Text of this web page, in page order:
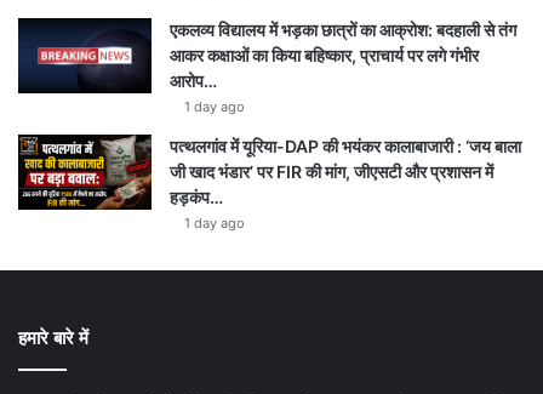
एकलव्य विद्यालय में भड़का छात्रों का आक्रोश: बदहाली से तंग
आकर कक्षाओं का किया बहिष्कार, प्राचार्य पर लगे गंभीर
आरोप…
1 day ago
पत्थलगांव में यूरिया-DAP की भयंकर कालाबाजारी : ‘जय बाला
जी खाद भंडार’ पर FIR की मांग, जीएसटी और प्रशासन में
हड़कंप…
1 day ago
हमारे बारे में